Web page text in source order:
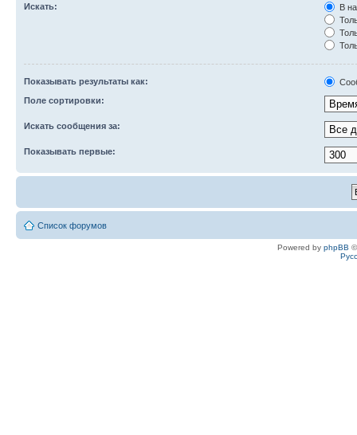
Искать:
В
Показывать результаты как:
Поле сортировки:
Искать сообщения за:
Показывать первые:
Список форумов
Powered by phpBB